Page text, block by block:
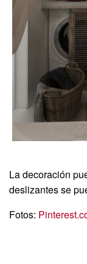
La decoración
deslizantes se
Fotos: